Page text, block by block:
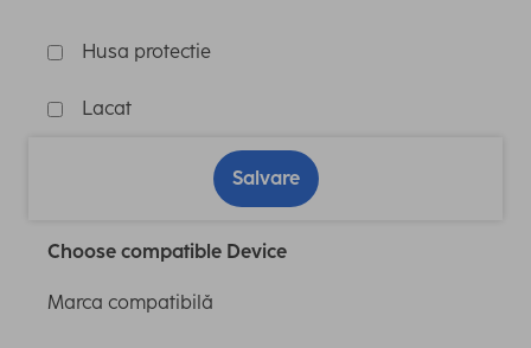
Husa protectie
Lacat
Salvare
Choose compatible Device
Marca compatibilă